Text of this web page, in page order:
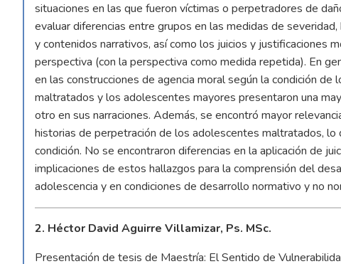
situaciones en las que fueron víctimas o perpetradores de
evaluar diferencias entre grupos en las medidas de
y contenidos narrativos, así como los juicios y justificaciones
perspectiva (con la perspectiva como medida repetida). En
en las construcciones de agencia moral según la condición
maltratados y los adolescentes mayores presentaron una
otro en sus narraciones. Además, se encontró mayor
historias de perpetración de los adolescentes maltratados,
condición. No se encontraron diferencias en la aplicación de
implicaciones de estos hallazgos para la comprensión del
adolescencia y en condiciones de desarrollo normativo y no
2. Héctor David Aguirre Villamizar, Ps. MSc.
Presentación de tesis de Maestría: El Sentido de